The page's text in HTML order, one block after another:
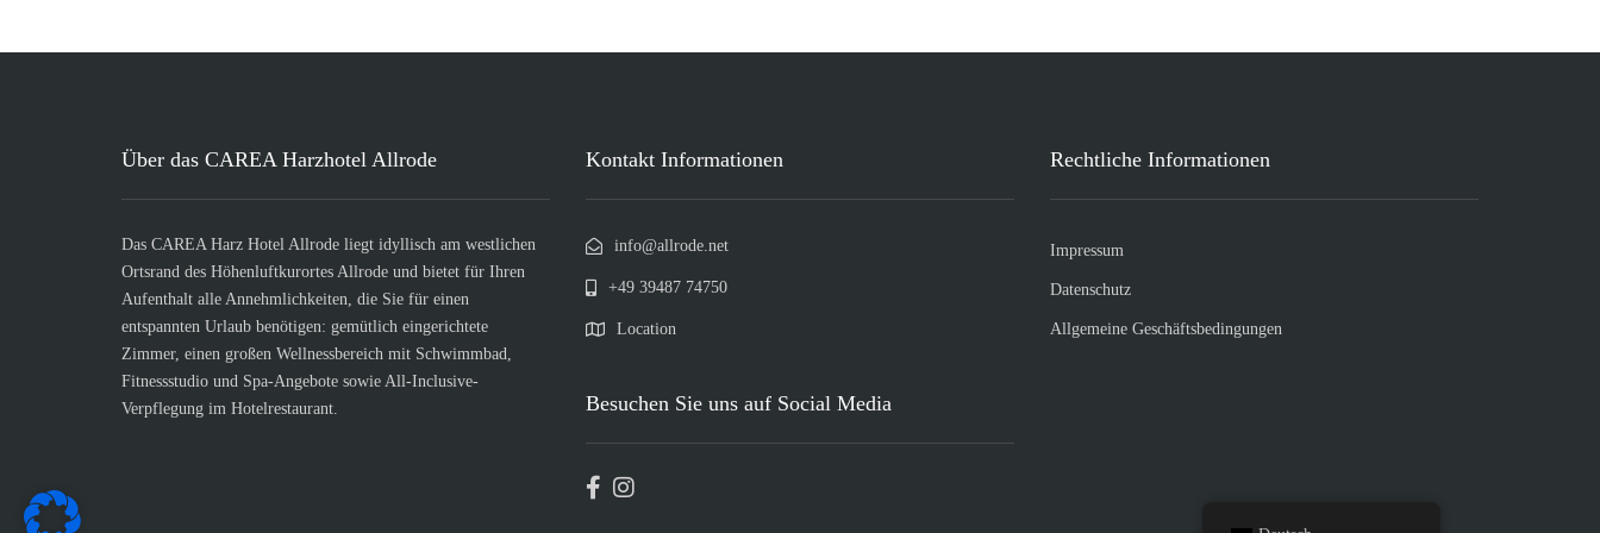
Über das CAREA Harzhotel Allrode
Das CAREA Harz Hotel Allrode liegt idyllisch am westlichen
Ortsrand des Höhenluftkurortes Allrode und bietet für Ihren
Aufenthalt alle Annehmlichkeiten, die Sie für einen
entspannten Urlaub benötigen: gemütlich eingerichtete
Zimmer, einen großen Wellnessbereich mit Schwimmbad,
Fitnessstudio und Spa-Angebote sowie All-Inclusive-
Verpflegung im Hotelrestaurant.
Kontakt Informationen
info@allrode.net
+49 39487 74750
Location
Besuchen Sie uns auf Social Media
Rechtliche Informationen
Impressum
Datenschutz
Allgemeine Geschäftsbedingungen